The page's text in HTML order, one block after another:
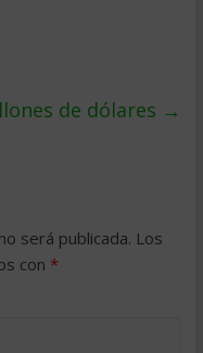
de dólares →
será publicada. Los
con *